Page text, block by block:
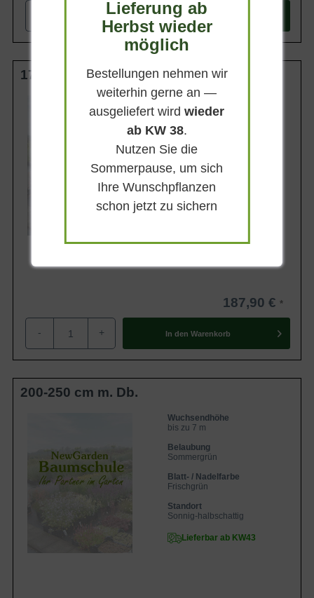
In den Warenkorb
175-200 cm m. Db.
bis zu 7 m
Belaubung
Frischgrün
Standort
187,90 €
- + In den Warenkorb
200-250 cm m. Db.
Wuchsendhöhe
bis zu 7 m
Belaubung
Sommergrün
Blatt- / Nadelfarbe
Frischgrün
Standort
Sonnig-halbschattig
Lieferbar ab KW43
Lieferung ab
Herbst wieder
möglich
Bestellungen nehmen wir
weiterhin gerne an —
ausgeliefert wirdwieder
ab KW 38.
Nutzen Sie die
Sommerpause, um sich
Ihre Wunschpflanzen
schon jetzt zu sichern